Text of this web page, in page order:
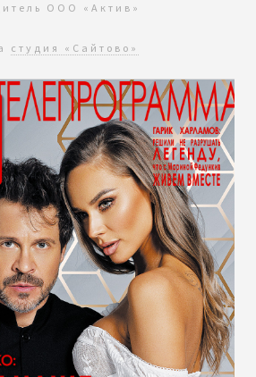
ООО «Актив»
студия «Сайтово»